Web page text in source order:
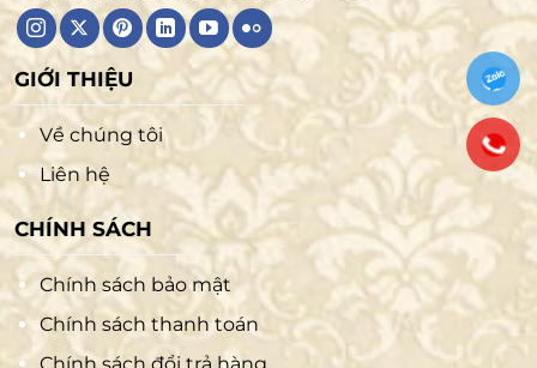
GIỚI THIỆU
Về chúng tôi
Liên hệ
CHÍNH SÁCH
Chính sách bảo mật
Chính sách thanh toán